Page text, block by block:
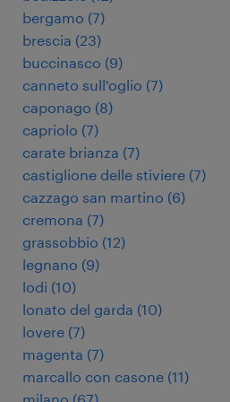
bergamo (7)
brescia (23)
buccinasco (9)
canneto sull'oglio (7)
caponago (8)
capriolo (7)
carate brianza (7)
castiglione delle stiviere (7)
cazzago san martino (6)
cremona (7)
grassobbio (12)
legnano (9)
lodi (10)
lonato del garda (10)
lovere (7)
magenta (7)
marcallo con casone (11)